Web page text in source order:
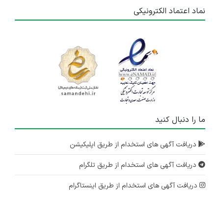
نماد اعتماد الکترونیکی
ما را دنبال کنید
دریافت آگهی های استخدام از طریق اپلیکیشن
دریافت آگهی های استخدام از طریق تلگرام
دریافت آگهی های استخدام از طریق اینستاگرام